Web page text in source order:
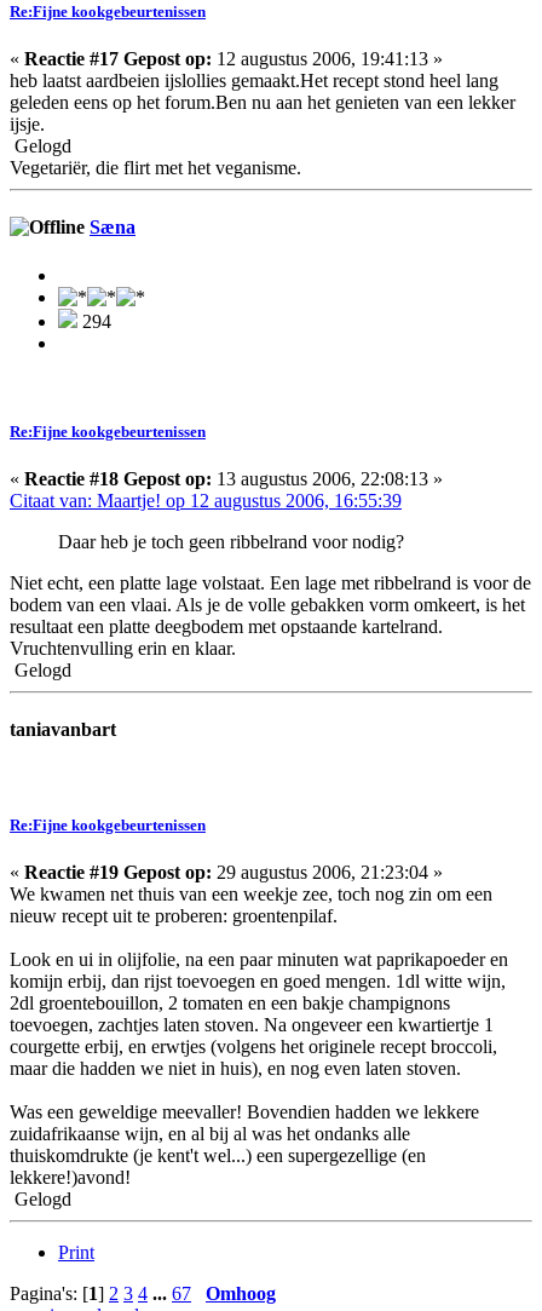
Re:Fijne kookgebeurtenissen
« Reactie #17 Gepost op: 12 augustus 2006, 19:41:13 »
heb laatst aardbeien ijslollies gemaakt.Het recept stond heel lang
geleden eens op het forum.Ben nu aan het genieten van een lekker
ijsje.
Gelogd
Vegetariër, die flirt met het veganisme.
Sæna
294
Re:Fijne kookgebeurtenissen
« Reactie #18 Gepost op: 13 augustus 2006, 22:08:13 »
Citaat van: Maartje! op 12 augustus 2006, 16:55:39
Daar heb je toch geen ribbelrand voor nodig?
Niet echt, een platte lage volstaat. Een lage met ribbelrand is voor de
bodem van een vlaai. Als je de volle gebakken vorm omkeert, is het
resultaat een platte deegbodem met opstaande kartelrand.
Vruchtenvulling erin en klaar.
Gelogd
taniavanbart
Re:Fijne kookgebeurtenissen
« Reactie #19 Gepost op: 29 augustus 2006, 21:23:04 »
We kwamen net thuis van een weekje zee, toch nog zin om een
nieuw recept uit te proberen: groentenpilaf.
Look en ui in olijfolie, na een paar minuten wat paprikapoeder en
komijn erbij, dan rijst toevoegen en goed mengen. 1dl witte wijn,
2dl groentebouillon, 2 tomaten en een bakje champignons
toevoegen, zachtjes laten stoven. Na ongeveer een kwartiertje 1
courgette erbij, en erwtjes (volgens het originele recept broccoli,
maar die hadden we niet in huis), en nog even laten stoven.
Was een geweldige meevaller! Bovendien hadden we lekkere
zuidafrikaanse wijn, en al bij al was het ondanks alle
thuiskomdrukte (je kent't wel...) een supergezellige (en
lekkere!)avond!
Gelogd
Print
Pagina's: [1] 2 3 4 ... 67
Omhoog